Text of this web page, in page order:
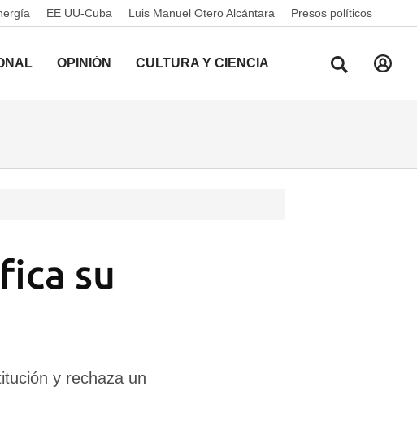
EE UU-Cuba Luis Manuel Otero Alcántara Presos políticos
OPINIÓN CULTURA Y CIENCIA
su
y rechaza un